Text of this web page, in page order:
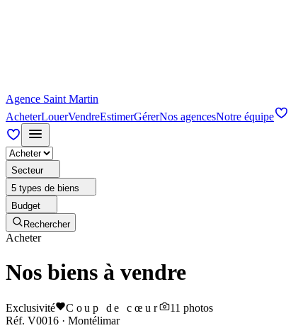
Agence Saint Martin
AcheterLouerVendreEstimerGérerNos agencesNotre équipe
Secteur
5 types de biens
Budget
Rechercher
Acheter
Nos biens à vendre
Exclusivité Coup de cœur 11 photos
Réf. V0016 · Montélimar